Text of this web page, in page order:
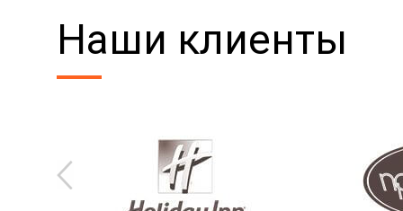
Наши клиенты